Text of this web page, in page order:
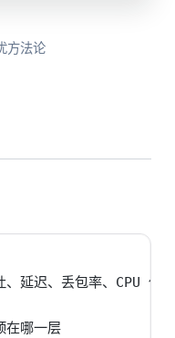
方法论
延迟、丢包率、CPU 使
在哪一层